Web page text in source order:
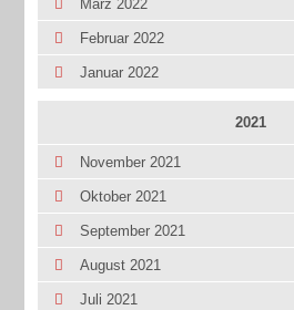
März 2022
Februar 2022
Januar 2022
2021
November 2021
Oktober 2021
September 2021
August 2021
Juli 2021